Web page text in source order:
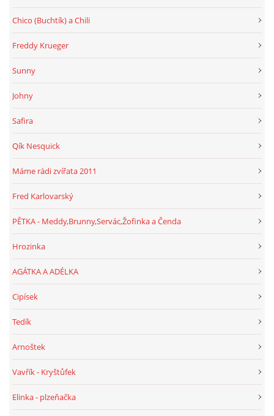
Chico (Buchtík) a Chili
Freddy Krueger
Sunny
Johny
Safira
Qík Nesquick
Máme rádi zvířata 2011
Fred Karlovarský
PĚTKA - Meddy,Brunny,Servác,Žofinka a Čenda
Hrozinka
AGÁTKA A ADÉLKA
Cipísek
Tedík
Arnoštek
Vavřík - Kryštůfek
Elinka - plzeňačka